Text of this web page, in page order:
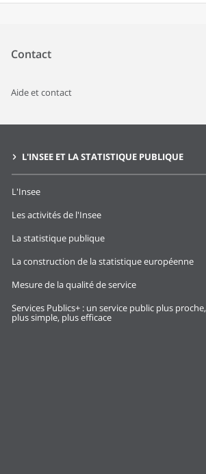
Contact
Aide et contact
L'INSEE ET LA STATISTIQUE PUBLIQUE
L'Insee
Les activités de l'Insee
La statistique publique
La construction de la statistique européenne
Mesure de la qualité de service
Services Publics+ : un service public plus proche,
plus simple, plus efficace